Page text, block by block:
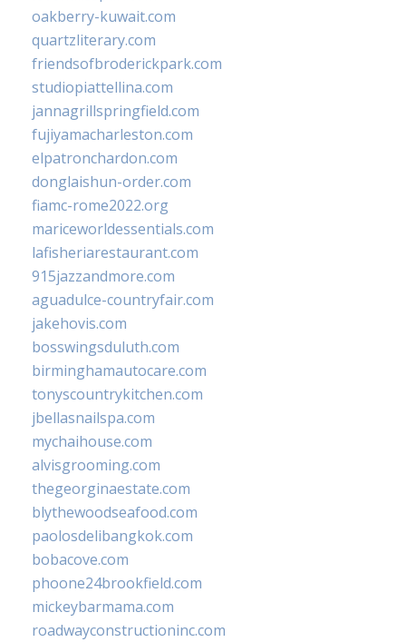
oakberry-kuwait.com
quartzliterary.com
friendsofbroderickpark.com
studiopiattellina.com
jannagrillspringfield.com
fujiyamacharleston.com
elpatronchardon.com
donglaishun-order.com
fiamc-rome2022.org
mariceworldessentials.com
lafisheriarestaurant.com
915jazzandmore.com
aguadulce-countryfair.com
jakehovis.com
bosswingsduluth.com
birminghamautocare.com
tonyscountrykitchen.com
jbellasnailspa.com
mychaihouse.com
alvisgrooming.com
thegeorginaestate.com
blythewoodseafood.com
paolosdelibangkok.com
bobacove.com
phoone24brookfield.com
mickeybarmama.com
roadwayconstructioninc.com